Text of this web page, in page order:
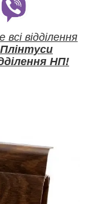
відділення
Плінтуси
НП!